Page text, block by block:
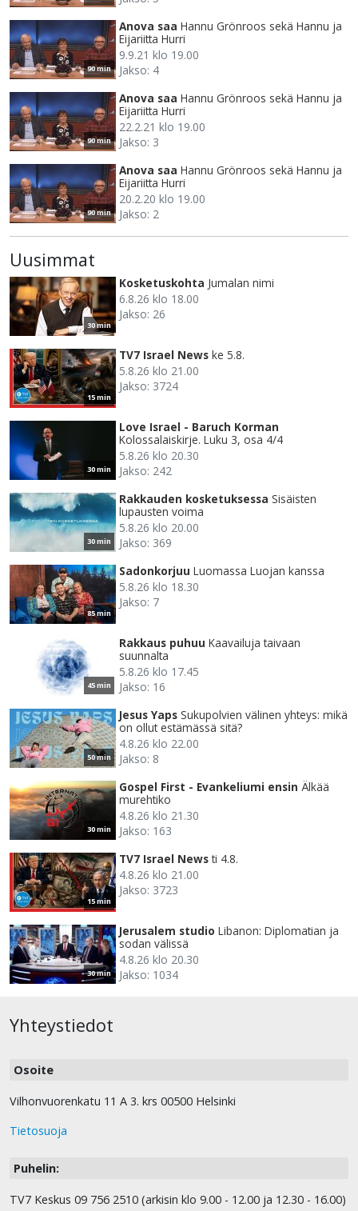
90 min
Anova saa Hannu Grönroos sekä Hannu ja
Eijariitta Hurri
9.9.21 klo 19.00
Jakso: 4
90 min
Anova saa Hannu Grönroos sekä Hannu ja
Eijariitta Hurri
22.2.21 klo 19.00
Jakso: 3
90 min
Anova saa Hannu Grönroos sekä Hannu ja
Eijariitta Hurri
20.2.20 klo 19.00
Jakso: 2
Uusimmat
30 min
Kosketuskohta Jumalan nimi
6.8.26 klo 18.00
Jakso: 26
15 min
TV7 Israel News ke 5.8.
5.8.26 klo 21.00
Jakso: 3724
30 min
Love Israel - Baruch Korman
Kolossalaiskirje. Luku 3, osa 4/4
5.8.26 klo 20.30
Jakso: 242
30 min
Rakkauden kosketuksessa Sisäisten
lupausten voima
5.8.26 klo 20.00
Jakso: 369
85 min
Sadonkorjuu Luomassa Luojan kanssa
5.8.26 klo 18.30
Jakso: 7
45 min
Rakkaus puhuu Kaavailuja taivaan
suunnalta
5.8.26 klo 17.45
Jakso: 16
50 min
Jesus Yaps Sukupolvien välinen yhteys: mikä
on ollut estämässä sitä?
4.8.26 klo 22.00
Jakso: 8
30 min
Gospel First - Evankeliumi ensin Älkää
murehtiko
4.8.26 klo 21.30
Jakso: 163
15 min
TV7 Israel News ti 4.8.
4.8.26 klo 21.00
Jakso: 3723
30 min
Jerusalem studio Libanon: Diplomatian ja
sodan välissä
4.8.26 klo 20.30
Jakso: 1034
Yhteystiedot
Osoite
Vilhonvuorenkatu 11 A 3. krs 00500 Helsinki
Tietosuoja
Puhelin:
TV7 Keskus 09 756 2510 (arkisin klo 9.00 - 12.00 ja 12.30 - 16.00)